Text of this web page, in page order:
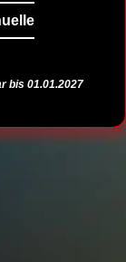
bis 01.01.2027